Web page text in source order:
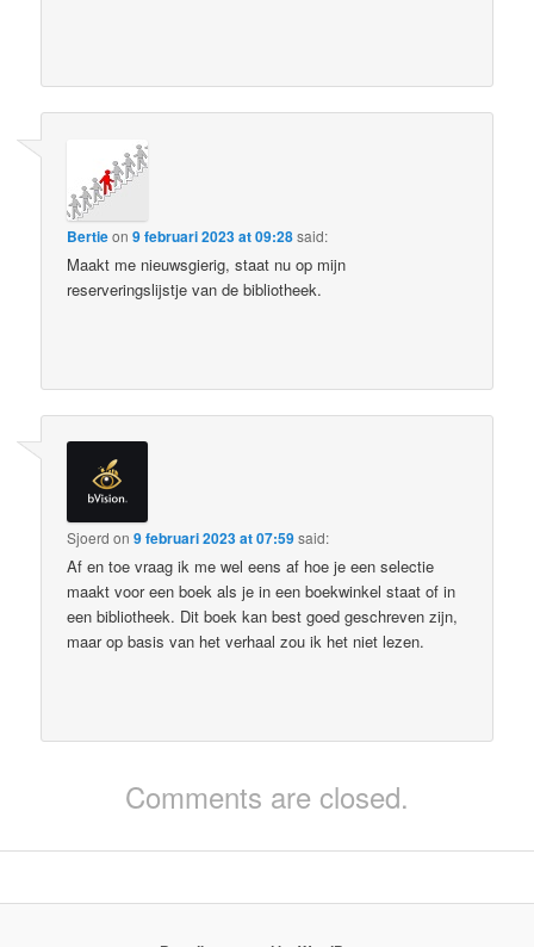
Bertieon9 februari 2023 at 09:28said:
Maakt me nieuwsgierig, staat nu op mijn
reserveringslijstje van de bibliotheek.
Sjoerd on9 februari 2023 at 07:59said:
Af en toe vraag ik me wel eens af hoe je een selectie
maakt voor een boek als je in een boekwinkel staat of in
een bibliotheek. Dit boek kan best goed geschreven zijn,
maar op basis van het verhaal zou ik het niet lezen.
Comments are closed.